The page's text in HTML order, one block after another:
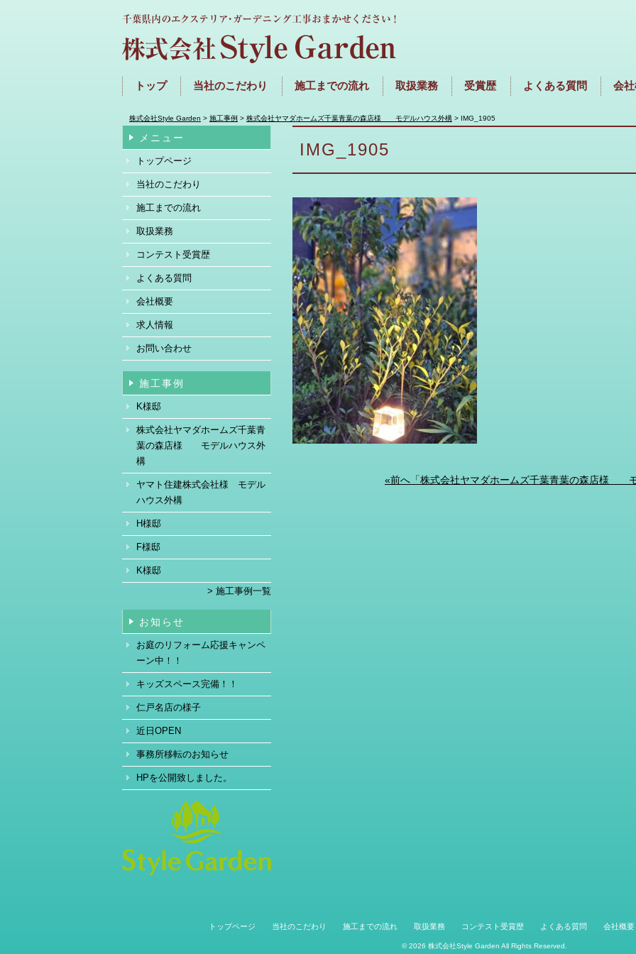
トップ 当社のこだわり 施工までの流れ 取扱業務 受賞歴 よくある質問 会
株式会社Style Garden > 施工事例 > 株式会社ヤマダホームズ千葉青葉の森店様 モデルハウス外構 > IMG_1905
IMG_1905
«前へ「株式会社ヤマダホームズ千葉青葉の森店様 モ
メニュー
トップページ
当社のこだわり
施工までの流れ
取扱業務
コンテスト受賞歴
よくある質問
会社概要
求人情報
お問い合わせ
施工事例
K様邸
株式会社ヤマダホームズ千葉青
葉の森店様 モデルハウス外
構
ヤマト住建株式会社様 モデル
ハウス外構
H様邸
F様邸
K様邸
> 施工事例一覧
お知らせ
お庭のリフォーム応援キャンペ
ーン中！！
キッズスペース完備！！
仁戸名店の様子
近日OPEN
事務所移転のお知らせ
HPを公開致しました。
トップページ 当社のこだわり 施工までの流れ 取扱業務 コンテスト受賞歴 よくある質問 会社概要
© 2026 株式会社Style Garden All Rights Reserved.